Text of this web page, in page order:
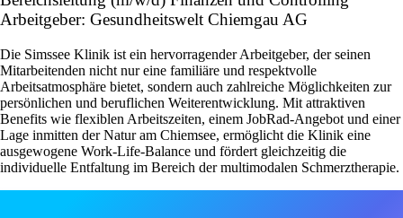
Arbeitgeber: Gesundheitswelt Chiemgau AG
Die Simssee Klinik ist ein hervorragender Arbeitgeber, der seinen
Mitarbeitenden nicht nur eine familiäre und respektvolle
Arbeitsatmosphäre bietet, sondern auch zahlreiche Möglichkeiten zur
persönlichen und beruflichen Weiterentwicklung. Mit attraktiven
Benefits wie flexiblen Arbeitszeiten, einem JobRad-Angebot und einer
Lage inmitten der Natur am Chiemsee, ermöglicht die Klinik eine
ausgewogene Work-Life-Balance und fördert gleichzeitig die
individuelle Entfaltung im Bereich der multimodalen Schmerztherapie.